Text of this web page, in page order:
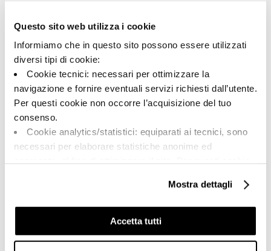
Questo sito web utilizza i cookie
Informiamo che in questo sito possono essere utilizzati
diversi tipi di cookie:
Cookie tecnici: necessari per ottimizzare la
navigazione e fornire eventuali servizi richiesti dall’utente.
Per questi cookie non occorre l’acquisizione del tuo
consenso.
Cookie analytics/statistici: equiparati ai tecnici, sono
necessari per elaborare statistiche anonime ed
Cookie di profilazione/marketing: sono utilizzati, solo
previo tuo consenso, per esaminare le tue abitudini di
navigazione e mostrarti quindi avvisi pubblicitari mirati, in
linea con le tue preferenze.
Mostra dettagli
Accetta tutti
Via Vittorio Veneto, 13 - 40026 Imola (BO)
Tel: +39 0542 601601
BRAND
CERTIFICATION
COLLECTIONS
FAQ
CONTACTS
RÉSEAU DE VENTE